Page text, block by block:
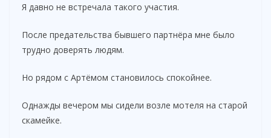
Я давно не встречала такого участия.
После предательства бывшего партнёра мне было
трудно доверять людям.
Но рядом с Артёмом становилось спокойнее.
Однажды вечером мы сидели возле мотеля на старой
скамейке.